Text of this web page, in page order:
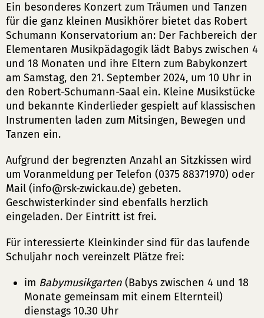
Ein besonderes Konzert zum Träumen und Tanzen
für die ganz kleinen Musikhörer bietet das Robert
Schumann Konservatorium an: Der Fachbereich der
Elementaren Musikpädagogik lädt Babys zwischen 4
und 18 Monaten und ihre Eltern zum Babykonzert
am Samstag, den 21. September 2024, um 10 Uhr in
den Robert-Schumann-Saal ein. Kleine Musikstücke
und bekannte Kinderlieder gespielt auf klassischen
Instrumenten laden zum Mitsingen, Bewegen und
Tanzen ein.
Aufgrund der begrenzten Anzahl an Sitzkissen wird
um Voranmeldung per Telefon (0375 88371970) oder
Mail (info rsk-zwickau de) gebeten.
Geschwisterkinder sind ebenfalls herzlich
eingeladen. Der Eintritt ist frei.
Für interessierte Kleinkinder sind für das laufende
Schuljahr noch vereinzelt Plätze frei:
im Babymusikgarten (Babys zwischen 4 und 18
Monate gemeinsam mit einem Elternteil)
dienstags 10.30 Uhr